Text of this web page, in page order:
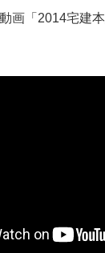
画「2014宅建